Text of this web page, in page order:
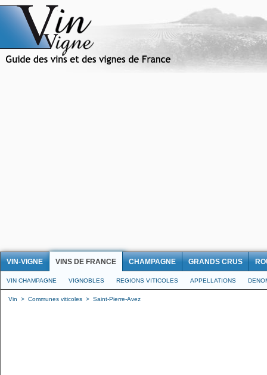
VIN-VIGNE VINS DE FRANCE CHAMPAGNE GRANDS CRUS
VIN CHAMPAGNE VIGNOBLES REGIONS VITICOLES APPELLATIONS
Vin > Communes viticoles > Saint-Pierre-Avez